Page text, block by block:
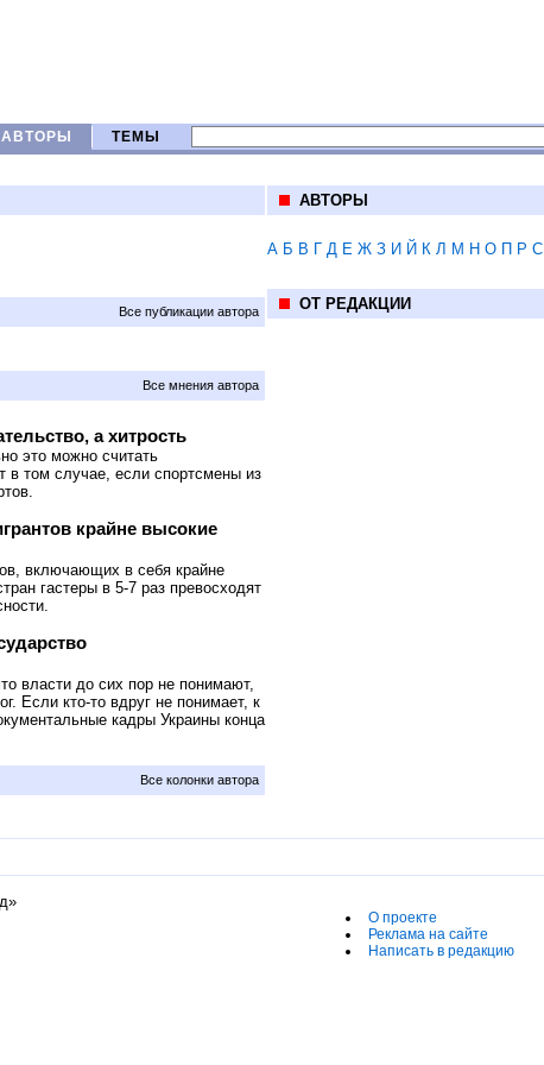
АВТОРЫ ТЕМЫ
Все публикации автора
Все мнения автора
а хитрость
это можно считать
в том случае, если спортсмены из
крайне высокие
включающих в себя крайне
гастеры в 5-7 раз превосходят
власти до сих пор не понимают,
Если кто-то вдруг не понимает, к
кадры Украины конца
Все колонки автора
АВТОРЫ
А Б В Г Д Е Ж З И Й К Л М Н О П Р С
ОТ РЕДАКЦИИ
О проекте
Реклама на сайте
Написать в редакцию